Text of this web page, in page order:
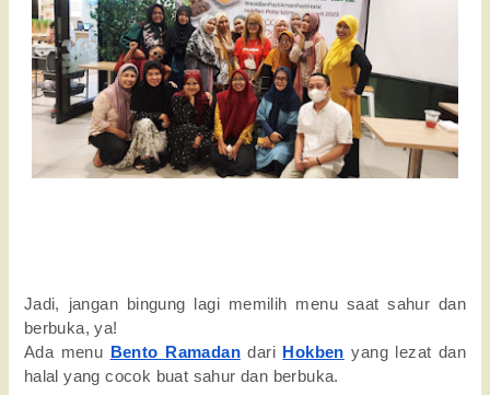
Jadi, jangan bingung lagi memilih menu saat sahur dan
berbuka, ya!
Ada menu
Bento Ramadan dari Hokben yang lezat dan
halal yang cocok buat sahur dan berbuka.